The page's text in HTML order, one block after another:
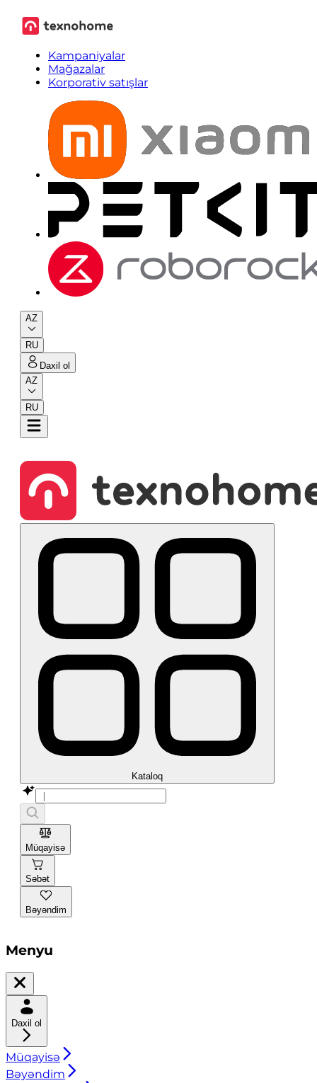
Kampaniyalar
Mağazalar
Korporativ satışlar
AZ
RU
Daxil ol
AZ
RU
Kataloq
Müqayisə
Səbət
Bəyəndim
Menyu
Daxil ol
Müqayisə
Bəyəndim